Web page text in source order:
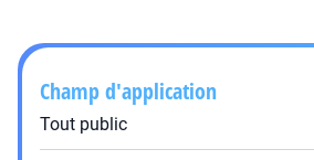
Champ d'application
Tout public